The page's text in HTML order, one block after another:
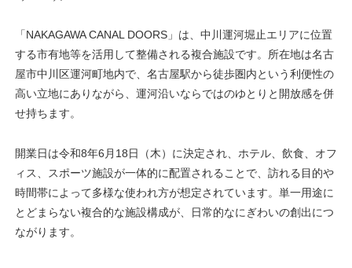
「NAKAGAWA CANAL DOORS」は、中川運河堀止エリアに位置
する市有地等を活用して整備される複合施設です。所在地は名古
屋市中川区運河町地内で、名古屋駅から徒歩圏内という利便性の
高い立地にありながら、運河沿いならではのゆとりと開放感を併
せ持ちます。
開業日は令和8年6月18日（木）に決定され、ホテル、飲食、オフ
ィス、スポーツ施設が一体的に配置されることで、訪れる目的や
時間帯によって多様な使われ方が想定されています。単一用途に
とどまらない複合的な施設構成が、日常的なにぎわいの創出につ
ながります。